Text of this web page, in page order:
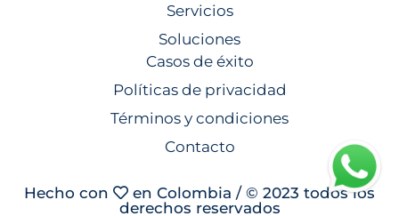
Servicios
Soluciones
Casos de éxito
Políticas de privacidad
Términos y condiciones
Contacto
Hecho con
en Colombia / © 2023 todos los
derechos reservados